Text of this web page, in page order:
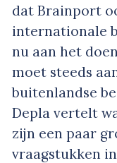
dat Brainport
internationale
nu aan het
moet steeds
buitenlandse
Depla vertelt
zijn een paar
vraagstukken